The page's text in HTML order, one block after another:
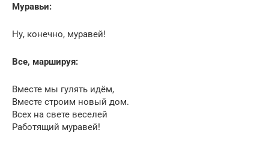
Муравьи:
Ну, конечно, муравей!
Все, маршируя:
Вместе мы гулять идём,
Вместе строим новый дом.
Всех на свете веселей
Работящий муравей!